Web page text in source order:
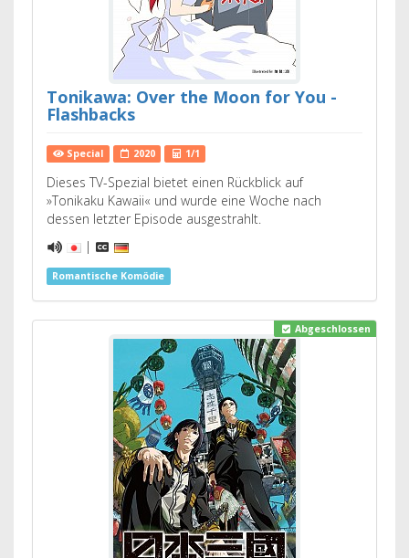
Tonikawa: Over the Moon for You -
Flashbacks
Special 2020 1/1
Dieses TV-Spezial bietet einen Rückblick auf
»Tonikaku Kawaii« und wurde eine Woche nach
dessen letzter Episode ausgestrahlt.
|
Romantische Komödie
Abgeschlossen